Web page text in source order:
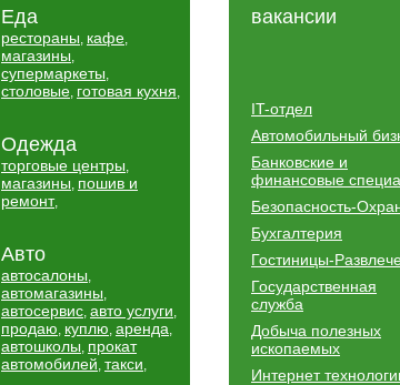
Еда
рестораны, кафе,
магазины,
супермаркеты,
столовые, готовая кухня,
Одежда
торговые центры,
магазины, пошив и
ремонт,
Авто
автосалоны,
автомагазины,
автосервис, авто услуги,
продаю, куплю, аренда,
автошколы, прокат
автомобилей, такси,
вакансии
IT-отдел
Автомобильный
Банковские и
финансовые специа
Безопасность-
Бухгалтерия
Гостиницы-
Государственная
служба
Добыча полезных
ископаемых
Интернет